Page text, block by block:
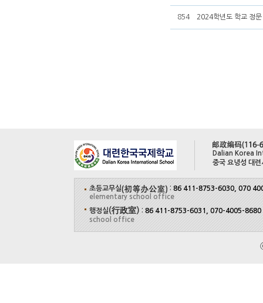
854 2024학년도 학교 정문
Dalian Korea
중국 요녕성 대
초등교무실 : 86 411-8753-6030, 070
elementary school office
행정실(行政室) : 86 411-8753-6031, 070-4005-8680
school office